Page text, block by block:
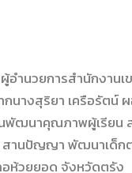
ำนวยการสำนักงาน
างสุริยา เครือรัตน์
พัฒนาคุณภาพผู้เรียน
สานปัญญา พัฒนาเด็
อห้วยยอด จังหวัดตรัง